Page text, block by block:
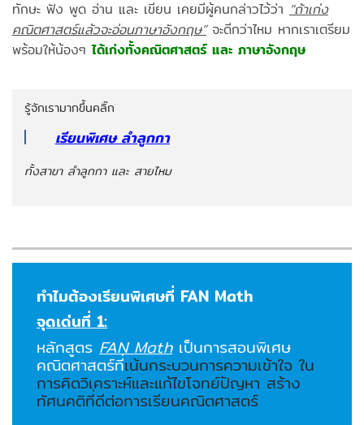
ทักษะ ฟัง พูด อ่าน และ เขียน เคยมีผู้คนกล่าวไว้ว่า “ถ้าเก่ง
คณิตศาสตร์แล้วจะอ่อนภาษาอังกฤษ”จะดีกว่าไหม หากเราเตรียม
พร้อมให้น้องๆได้เก่งทั้งคณิตศาสตร์ และ ภาษาอังกฤษ
รู้จักเรามากขึ้นคลิ๊ก
เรียนพิเศษ ลำลูกกา
ทั้งสาขา ลำลูกกา และ สายไหม
ทำไมต้องเรียนพิเศษที่ FAN Math
จุดเด่นที่ 1:
หลักสูตร FAN Mathเป็นการสอนพิเศษ
คณิตศาสตร์ที่เน้นกระบวนการความเข้าใจ ใน
การคิดวิเคราะห์และแก้ไขโจทย์ปัญหา สร้าง
ทัศนคติที่ดีต่อการเรียนคณิตศาสตร์